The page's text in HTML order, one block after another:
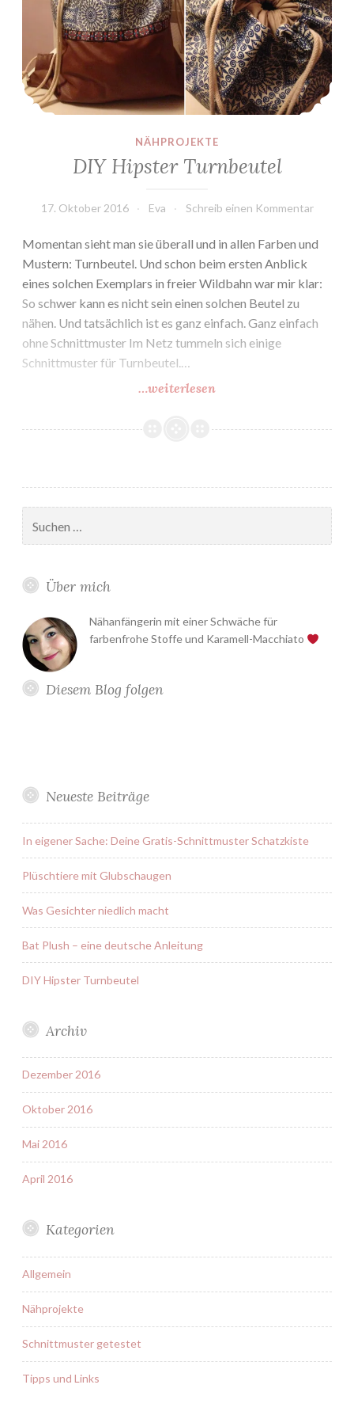
NÄHPROJEKTE
DIY Hipster Turnbeutel
17. Oktober 2016 Eva Schreib einen Kommentar
Momentan sieht man sie überall und in allen Farben und
Mustern: Turnbeutel. Und schon beim ersten Anblick
eines solchen Exemplars in freier Wildbahn war mir klar:
So schwer kann es nicht sein einen solchen Beutel zu
nähen. Und tatsächlich ist es ganz einfach. Ganz einfach
ohne Schnittmuster Im Netz tummeln sich einige
Schnittmuster für Turnbeutel.…
…weiterlesen
Turnbeutel
nach:
Über mich
Nähanfängerin mit einer Schwäche für
farbenfrohe Stoffe und Karamell-Macchiato
Diesem Blog folgen
Neueste Beiträge
In eigener Sache: Deine Gratis-Schnittmuster Schatzkiste
Plüschtiere mit Glubschaugen
Was Gesichter niedlich macht
Bat Plush – eine deutsche Anleitung
DIY Hipster Turnbeutel
Archiv
Dezember 2016
Oktober 2016
Mai 2016
April 2016
Kategorien
Allgemein
Nähprojekte
Schnittmuster getestet
Tipps und Links